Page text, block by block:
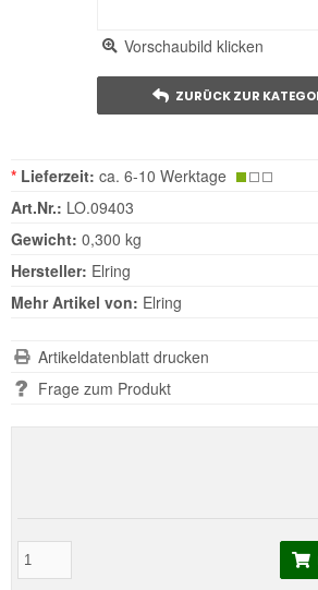
Vorschaubild klicken
ZURÜCK ZUR
* Lieferzeit: ca. 6-10 Werktage
Art.Nr.: LO.09403
Gewicht: 0,300 kg
Hersteller: Elring
Mehr Artikel von: Elring
Artikeldatenblatt drucken
Frage zum Produkt